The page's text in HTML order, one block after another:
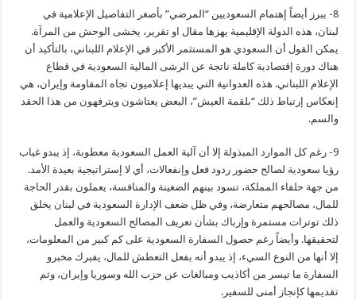
8- يبرز أيضاً إهتمام السعوديين “المرضي” بأصغر التفاصيل الإعلامية في
لبنان، هذه الدولة الإقليمية يهزها مقال او تقرير، يخشى الوحش من المرآة.
يمكن القول أن السعودي هو المستثمر الأكبر في الإعلام اللبناني، بالتأكيد أن
هناك دورة إقتصادية كاملة ناتجة عن الرشى المالية السعودية في قطاع
الإعلام اللبناني. هذه العدوانية التي يبديها إعلاميون تجاه المقاومة وإيران، هي
إنعكاس إرتباط ذلك “بلقمة العيش”، البعض يعتاشون ويترفهون من هذا الحقد
والسم.
9- رغم كل الموارد المبذولة إلا أن آلية العمل السعودية معطوبة، إذ يبدو غياب
رؤيا سعودية لصالح حضور ردود فعل وإنفعالات، أي لا إستراتيجية بعيدة الأمد.
من جهة حلفاء المملكة، تسود بينهم الضغينة والمنافسة، يعملون بقدر الحاجة
للمال، مصالحهم متعارضة، وفي ظل ضعف الإدارة السعودية في لبنان يخلق
ذلك توترات مستمرة وإرباك بشأن تعريف المصالح السعودية والعمل
لتحقيقها. وأيضاً رغم حصول السفارة السعودية على كم كبير من المعلومات،
إلا أنها من النوع السيء، إذ يبدو أنه بفعل التعطش للمال، يفبرك مخبرو
السفارة ما تيسر من أكاذيب ومبالغات عن حزب الله وسوريا وإيران، وثم
تقديمها كإنجاز أمنى للسفير.